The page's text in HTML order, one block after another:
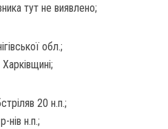
тут не виявлено;
обл.;
20 н.п.;
нів н.п.;